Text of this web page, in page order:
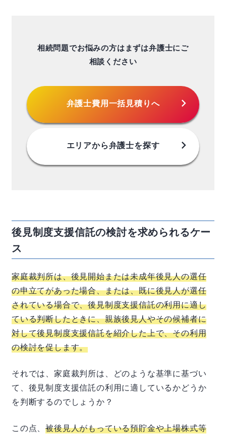
相続問題でお悩みの方はまずは弁護士にご
相談ください
弁護士費用一括見積りへ chevron_right
エリアから弁護士を探す chevron_right
後見制度支援信託の検討を求められるケー
ス
家庭裁判所は、後見開始または未成年後見人の選任
の申立てがあった場合、または、既に後見人が選任
されている場合で、後見制度支援信託の利用に適し
ている判断したときに、親族後見人やその候補者に
対して後見制度支援信託を紹介した上で、その利用
の検討を促します。
それでは、家庭裁判所は、どのような基準に基づい
て、後見制度支援信託の利用に適しているかどうか
を判断するのでしょうか？
この点、被後見人がもっている預貯金や上場株式等